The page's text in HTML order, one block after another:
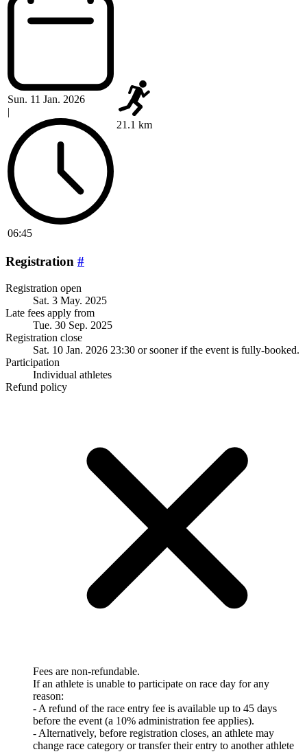
Sun. 11 Jan. 2026
|
06:45
21.1 km
Registration #
Registration open
Sat. 3 May. 2025
Late fees apply from
Tue. 30 Sep. 2025
Registration close
Sat. 10 Jan. 2026 23:30 or sooner if the event is fully-booked.
Participation
Individual athletes
Refund policy
Fees are non-refundable.
If an athlete is unable to participate on race day for any
reason:
- A refund of the race entry fee is available up to 45 days
before the event (a 10% administration fee applies).
- Alternatively, before registration closes, an athlete may
change race category or transfer their entry to another athlete